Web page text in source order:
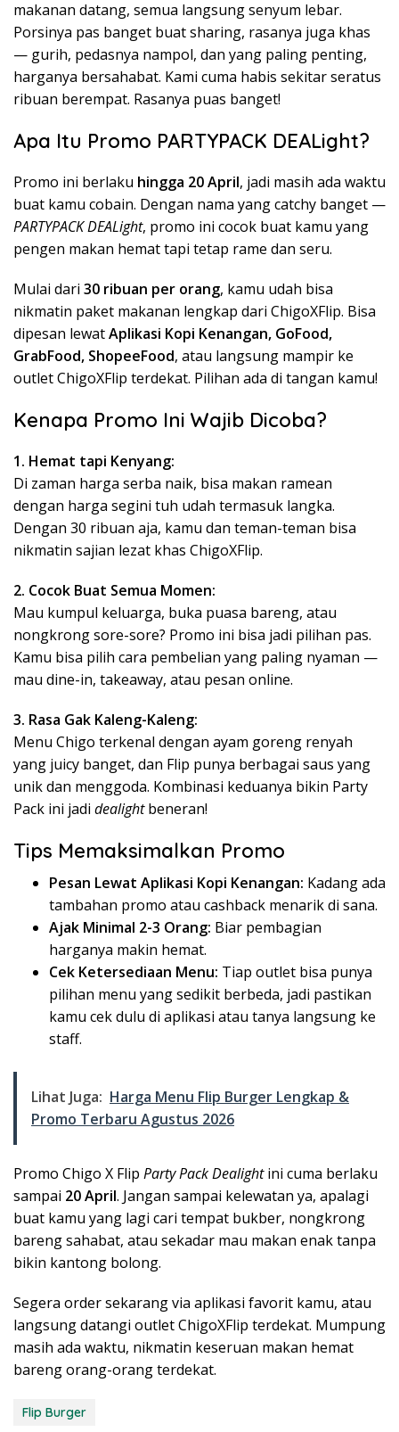
makanan datang, semua langsung senyum lebar.
Porsinya pas banget buat sharing, rasanya juga khas
— gurih, pedasnya nampol, dan yang paling penting,
harganya bersahabat. Kami cuma habis sekitar seratus
ribuan berempat. Rasanya puas banget!
Apa Itu Promo PARTYPACK DEALight?
Promo ini berlaku hingga 20 April, jadi masih ada waktu
buat kamu cobain. Dengan nama yang catchy banget —
PARTYPACK DEALight, promo ini cocok buat kamu yang
pengen makan hemat tapi tetap rame dan seru.
Mulai dari 30 ribuan per orang, kamu udah bisa
nikmatin paket makanan lengkap dari ChigoXFlip. Bisa
dipesan lewatAplikasi Kopi Kenangan, GoFood,
GrabFood, ShopeeFood, atau langsung mampir ke
outlet ChigoXFlip terdekat. Pilihan ada di tangan kamu!
Kenapa Promo Ini Wajib Dicoba?
1. Hemat tapi Kenyang:
Di zaman harga serba naik, bisa makan ramean
dengan harga segini tuh udah termasuk langka.
Dengan 30 ribuan aja, kamu dan teman-teman bisa
nikmatin sajian lezat khas ChigoXFlip.
2. Cocok Buat Semua Momen:
Mau kumpul keluarga, buka puasa bareng, atau
nongkrong sore-sore? Promo ini bisa jadi pilihan pas.
Kamu bisa pilih cara pembelian yang paling nyaman —
mau dine-in, takeaway, atau pesan online.
3. Rasa Gak Kaleng-Kaleng:
Menu Chigo terkenal dengan ayam goreng renyah
yang juicy banget, dan Flip punya berbagai saus yang
unik dan menggoda. Kombinasi keduanya bikin Party
Pack ini jadi dealightbeneran!
Tips Memaksimalkan Promo
Pesan Lewat Aplikasi Kopi Kenangan: Kadang ada
tambahan promo atau cashback menarik di sana.
Ajak Minimal 2-3 Orang: Biar pembagian
harganya makin hemat.
Cek Ketersediaan Menu: Tiap outlet bisa punya
pilihan menu yang sedikit berbeda, jadi pastikan
kamu cek dulu di aplikasi atau tanya langsung ke
staff.
Lihat Juga: Harga Menu Flip Burger Lengkap &
Promo Terbaru Agustus 2026
Promo Chigo X Flip Party Pack Dealightini cuma berlaku
sampai 20 April. Jangan sampai kelewatan ya, apalagi
buat kamu yang lagi cari tempat bukber, nongkrong
bareng sahabat, atau sekadar mau makan enak tanpa
bikin kantong bolong.
Segera order sekarang via aplikasi favorit kamu, atau
langsung datangi outlet ChigoXFlip terdekat. Mumpung
masih ada waktu, nikmatin keseruan makan hemat
bareng orang-orang terdekat.
Flip Burger